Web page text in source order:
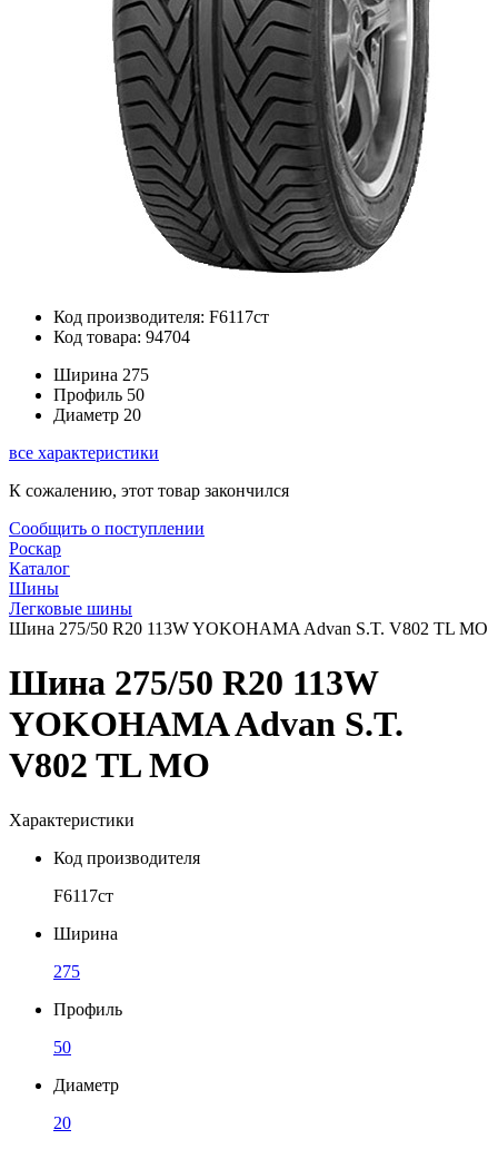
Код производителя: F6117ст
Код товара: 94704
Ширина 275
Профиль 50
Диаметр 20
все характеристики
К сожалению, этот товар закончился
Сообщить о поступлении
Роскар
Каталог
Шины
Легковые шины
Шина 275/50 R20 113W YOKOHAMA Advan S.T. V802 TL MO
Шина 275/50 R20 113W
YOKOHAMA Advan S.T.
V802 TL MO
Характеристики
Код производителя
F6117ст
Ширина
275
Профиль
50
Диаметр
20